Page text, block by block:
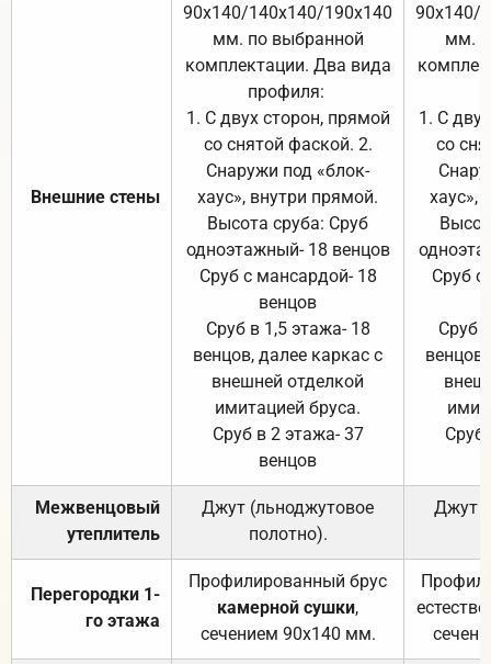
Внешние стены
90х140/140х140/190х140
мм. по выбранной
комплектации. Два вида
профиля:
1. С двух сторон, прямой
со снятой фаской. 2.
Снаружи под «блок-
хаус», внутри прямой.
Высота сруба: Сруб
одноэтажный- 18 венцов
Сруб с мансардой- 18
венцов
Сруб в 1,5 этажа- 18
венцов, далее каркас с
внешней отделкой
имитацией бруса.
Сруб в 2 этажа- 37
венцов
90х140/
мм.
1. С
со
хаус»,
Сруб с
Сруб
Сруб
Межвенцовый
утеплитель
Джут (льноджутовое
полотно).
Джут
Перегородки 1-
го этажа
Профилированный брус
камерной сушки,
сечением 90х140 мм.